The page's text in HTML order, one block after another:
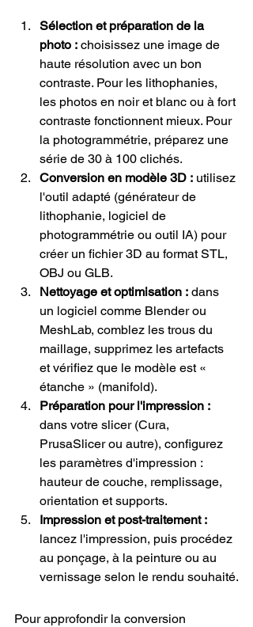
Sélection et préparation de la
photo : choisissez une image de
haute résolution avec un bon
contraste. Pour les lithophanies,
les photos en noir et blanc ou à fort
contraste fonctionnent mieux. Pour
la photogrammétrie, préparez une
série de 30 à 100 clichés.
Conversion en modèle 3D : utilisez
l'outil adapté (générateur de
lithophanie, logiciel de
photogrammétrie ou outil IA) pour
créer un fichier 3D au format STL,
OBJ ou GLB.
Nettoyage et optimisation : dans
un logiciel comme Blender ou
MeshLab, comblez les trous du
maillage, supprimez les artefacts
et vérifiez que le modèle est «
étanche » (manifold).
Préparation pour l'impression :
dans votre slicer (Cura,
PrusaSlicer ou autre), configurez
les paramètres d'impression :
hauteur de couche, remplissage,
orientation et supports.
Impression et post-traitement :
lancez l'impression, puis procédez
au ponçage, à la peinture ou au
vernissage selon le rendu souhaité.
Pour approfondir la conversion